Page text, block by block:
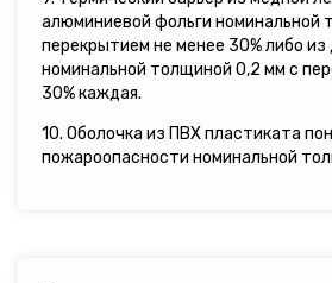
алюминиевой фольги номинальной
перекрытием не менее 30% либо
номинальной толщиной 0,2 мм с
30% каждая.
10. Оболочка из ПВХ пластиката
пожароопасности номинальной